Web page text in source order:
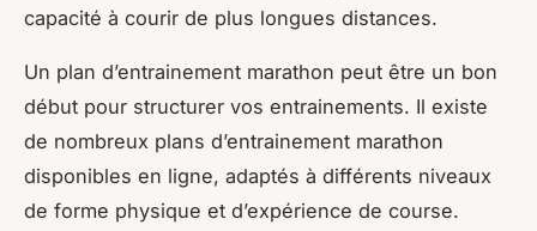
capacité à courir de plus longues distances.
Un plan d’entrainement marathon peut être un bon
début pour structurer vos entrainements. Il existe
de nombreux plans d’entrainement marathon
disponibles en ligne, adaptés à différents niveaux
de forme physique et d’expérience de course.